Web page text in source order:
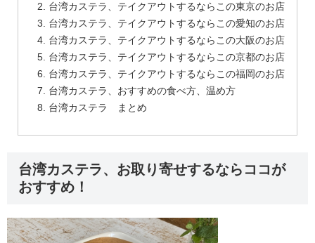
台湾カステラ、テイクアウトするならこの東京のお店
台湾カステラ、テイクアウトするならこの愛知のお店
台湾カステラ、テイクアウトするならこの大阪のお店
台湾カステラ、テイクアウトするならこの京都のお店
台湾カステラ、テイクアウトするならこの福岡のお店
台湾カステラ、おすすめの食べ方、温め方
台湾カステラ まとめ
台湾カステラ、お取り寄せするならココが
おすすめ！